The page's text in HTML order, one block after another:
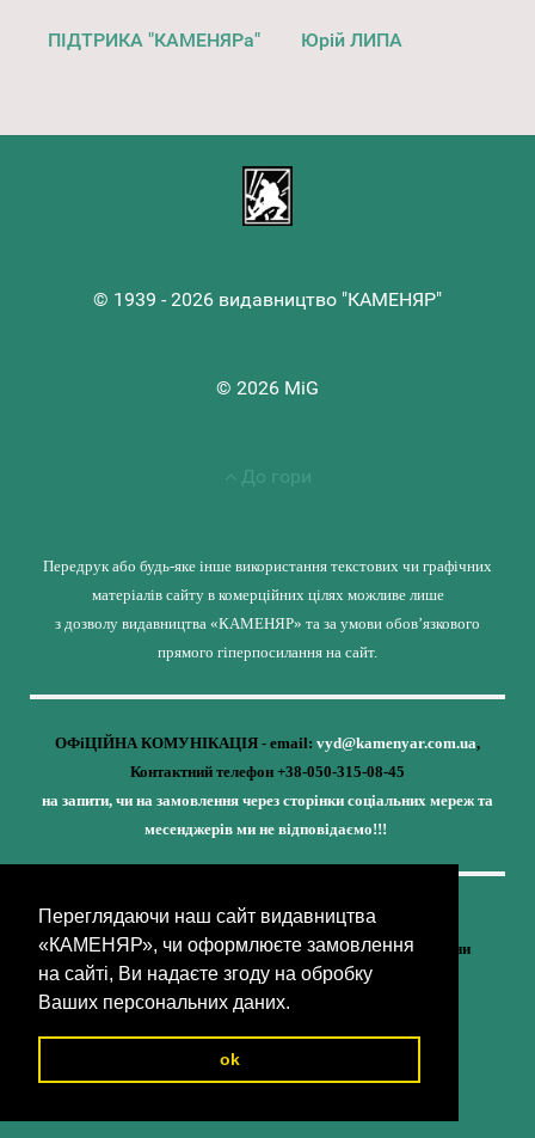
Переглядаючи наш сайт видавництва
«КАМЕНЯР», чи оформлюєте замовлення
на сайті, Ви надаєте згоду на обробку
Ваших персональних даних.
ok
ПІДТРИКА "КАМЕНЯРа" Юрій ЛИПА
© 1939 - 2026 видавництво "КАМЕНЯР"
© 2026 MiG
До гори
Передрук або будь-яке інше використання текстових чи графічних
матеріалів сайту в комерційних цілях можливе лише
з дозволу видавництва «КАМЕНЯР» та за умови обов’язкового
прямого гіперпосилання на сайт.
ОФіЦІЙНА КОМУНІКАЦІЯ - email: vyd@kamenyar.com.ua,
Контактний телефон +38-050-315-08-45
на запити, чи на замовлення через сторінки соціальних мереж та
месенджерів ми не відповідаємо!!!
Кожне наше видання - це внесок у спротив,
у збереження ідентичності та неминучу перемогу України
(видавництво «КАМЕНЯР»)